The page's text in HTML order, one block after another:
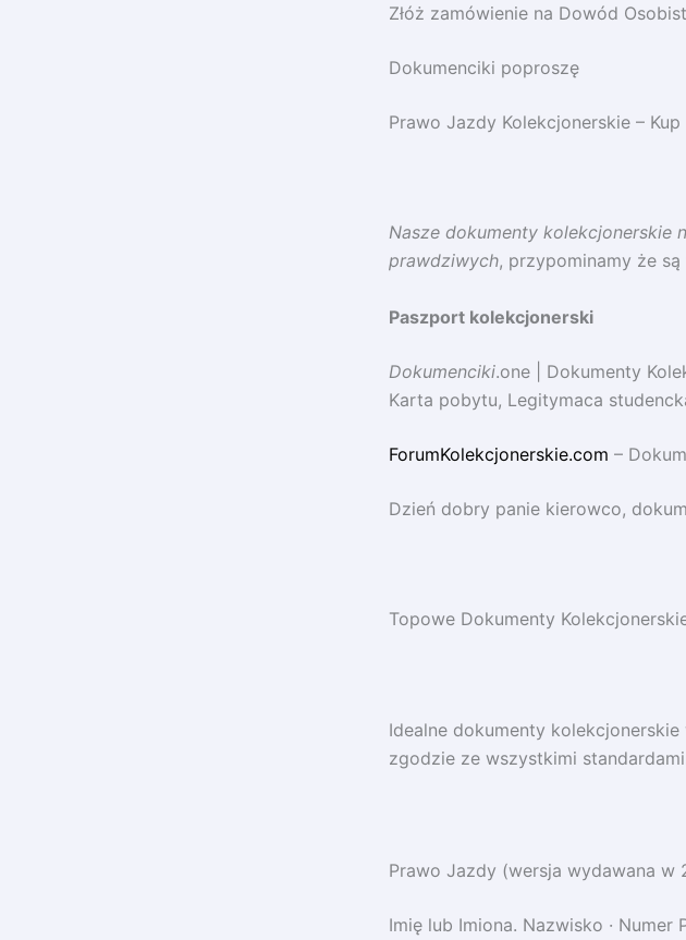
Złóż zamówienie na Dowód
Dokumenciki poproszę
Prawo Jazdy Kolekcjonerskie – Kup
Nasze dokumenty kolekcjonerskie
prawdziwych, przypominamy że
Paszport kolekcjonerski
Dokumenciki.one | Dokumenty
Karta pobytu, Legitymaca
ForumKolekcjonerskie.com –
Dzień dobry panie kierowco,
Topowe Dokumenty
Idealne dokumenty
zgodzie ze wszystkimi
Prawo Jazdy (wersja wydawana w
Imię lub Imiona. Nazwisko ·